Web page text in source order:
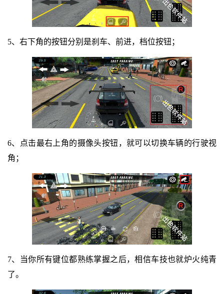
5、右下角的按钮分别是刹车、前进，档位按钮；
6、点击最右上角的摄像头按钮，就可以切换车辆的行驶视
角；
7、当你所有键位都熟练掌握之后，相信车技也就炉火纯青
了。